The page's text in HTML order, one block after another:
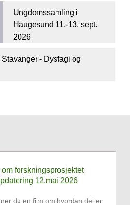
Ungdomssamling i
Haugesund 11.-13. sept.
2026
Stavanger - Dysfagi og
forskningsprosjektet
12.mai 2026
du en film om hvordan det er